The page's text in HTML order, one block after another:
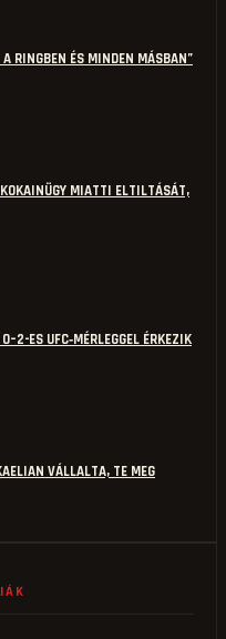
RINGBEN ÉS MINDEN MÁSBAN”
MIATTI ELTILTÁSÁT,
ES UFC‑MÉRLEGGEL ÉRKEZIK
VÁLLALTA, TE MEG